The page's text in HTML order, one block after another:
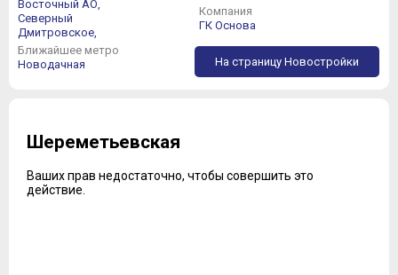
Восточный АО,
Северный
Дмитровское,
Ближайшее метро
Новодачная
Компания
ГК Основа
На страницу Новостройки
Шереметьевская
Ваших прав недостаточно, чтобы совершить это
действие.